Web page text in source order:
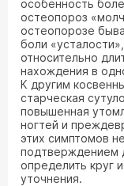
особенность
остеопороз
остеопорозе
боли
относительно
нахождения в
К другим
старческая
повышенная
ногтей и
этих симптомов
подтверждением
определить круг
уточнения.